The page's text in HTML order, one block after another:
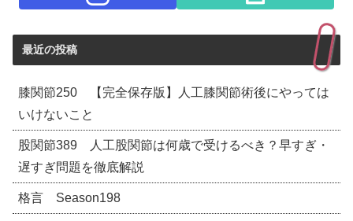
最近の投稿
膝関節250 【完全保存版】人工膝関節術後にやっては
いけないこと
股関節389 人工股関節は何歳で受けるべき？早すぎ・
遅すぎ問題を徹底解説
格言 Season198